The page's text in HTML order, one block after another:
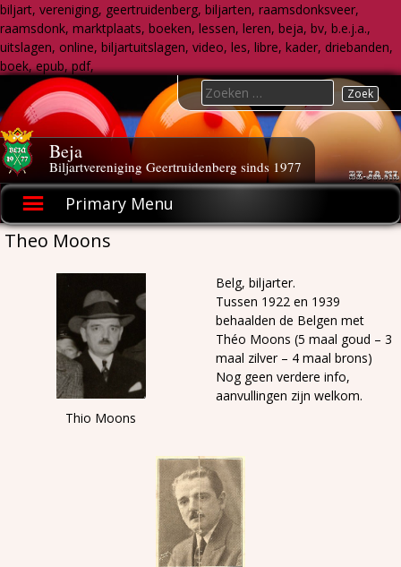
biljart, vereniging, geertruidenberg, biljarten, raamsdonksveer,
raamsdonk, marktplaats, boeken, lessen, leren, beja, bv, b.e.j.a.,
uitslagen, online, biljartuitslagen, video, les, libre, kader, driebanden,
boek, epub, pdf,
to
content
Beja
Biljartvereniging Geertruidenberg sinds 1977
Primary Menu
Search
for:
Theo Moons
Thio Moons
Belg, biljarter.
Tussen 1922 en 1939
behaalden de Belgen met
Théo Moons (5 maal goud – 3
maal zilver – 4 maal brons)
Nog geen verdere info,
aanvullingen zijn welkom.